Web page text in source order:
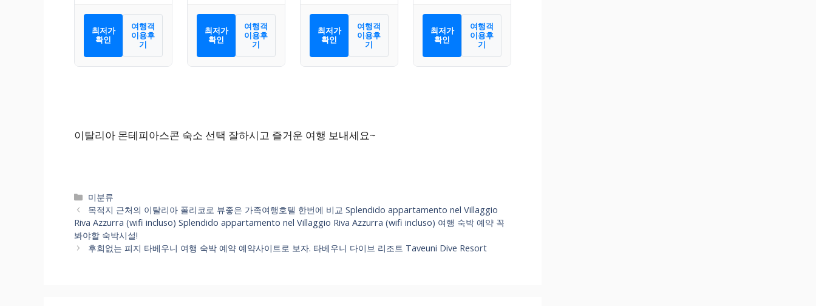
최저가
확인
여행객
이용후
기
최저가
확인
여행객
이용후
기
최저가
확인
여행객
이용후
기
최저가
확인
여행객
이용후
기
이탈리아 몬테피아스콘 숙소 선택 잘하시고 즐거운 여행 보내세요~
카
테
고
리
미분류
목적지 근처의 이탈리아 폴리코로 뷰좋은 가족여행호텔 한번에 비교 Splendido appartamento nel Villaggio
Riva Azzurra (wifi incluso) Splendido appartamento nel Villaggio Riva Azzurra (wifi incluso) 여행 숙박 예약 꼭
봐야할 숙박시설!
후회없는 피지 타베우니 여행 숙박 예약 예약사이트로 보자. 타베우니 다이브 리조트 Taveuni Dive Resort